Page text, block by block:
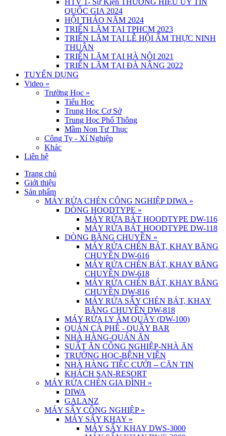
HTV 1- Sự Kiện THƯƠNG HIỆU UY TÍN
QUỐC GIA 2024
HỘI THẢO NĂM 2024
TRIỂN LÃM TẠI TPHCM 2023
TRIỂN LÃM TẠI LỄ HỘI ẨM THỰC NINH
THUẬN
TRIỂN LÃM TẠI HÀ NỘI 2021
TRIỂN LÃM TẠI ĐÀ NẴNG 2022
TUYỂN DỤNG
Video »
Trường Học »
Tiểu Học
Trung Học Cơ Sở
Trung Học Phổ Thông
Mầm Non Tư Thục
Công Ty - Xí Nghiệp
Khác
Liên hệ
Trang chủ
Giới thiệu
Sản phẩm
MÁY RỬA CHÉN CÔNG NGHIỆP DIWA »
DÒNG HOODTYPE »
MÁY RỬA BÁT HOODTYPE DW-116
MÁY RỬA BÁT HOODTYPE DW-118
DÒNG BĂNG CHUYỀN »
MÁY RỬA CHÉN BÁT, KHAY BĂNG
CHUYỀN DW-616
MÁY RỬA CHÉN BÁT, KHAY BĂNG
CHUYỀN DW-618
MÁY RỬA CHÉN BÁT, KHAY BĂNG
CHUYỀN DW-816
MÁY RỬA SẤY CHÉN BÁT, KHAY
BĂNG CHUYỀN DW-818
MÁY RỬA LY ÂM QUẦY (DW-100)
QUÁN CÀ PHÊ - QUẦY BAR
NHÀ HÀNG-QUÁN ĂN
SUẤT ĂN CÔNG NGHIỆP-NHÀ ĂN
TRƯỜNG HỌC-BỆNH VIỆN
NHÀ HÀNG TIỆC CƯỚI -- CĂN TIN
KHÁCH SẠN-RESORT
MÁY RỬA CHÉN GIA ĐÌNH »
DIWA
GALANZ
MÁY SẤY CÔNG NGHIỆP »
MÁY SẤY KHAY »
MÁY SẤY KHAY DWS-3000